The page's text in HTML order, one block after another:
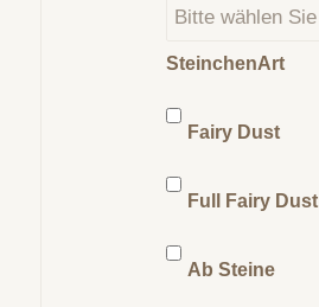
SteinchenArt
Fairy Dust
Full Fairy Dust
Ab Steine